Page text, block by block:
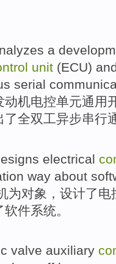
a
unit (ECU)
serial
动机电控单元通用
了全双工异步串行
electrical
way about
为对象， 设计了电
软件系统 。
valve auxiliary